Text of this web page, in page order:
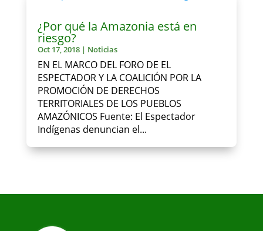
¿Por qué la Amazonia está en
riesgo?
Oct 17, 2018| Noticias
EN EL MARCO DEL FORO DE EL
ESPECTADOR Y LA COALICIÓN POR LA
PROMOCIÓN DE DERECHOS
TERRITORIALES DE LOS PUEBLOS
AMAZÓNICOS Fuente: El Espectador
Indígenas denuncian el...